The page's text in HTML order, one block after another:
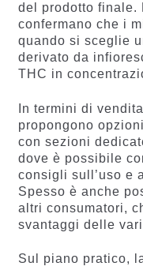
del prodotto finale.
confermano che i
quando si sceglie
derivato da
THC in
In termini di
propongono
con sezioni
dove è possibile
consigli sull’uso e
Spesso è anche
altri consumatori,
svantaggi delle
Sul piano pratico,